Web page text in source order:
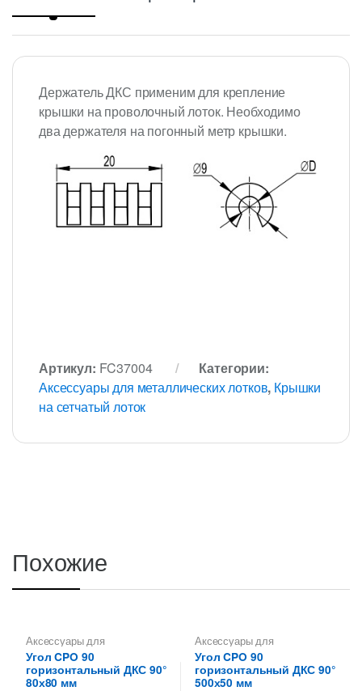
Держатель ДКС применим для крепление
крышки на проволочный лоток. Необходимо
два держателя на погонный метр крышки.
Артикул: FC37004
Категории:
Аксессуары для металлических лотков, Крышки
на сетчатый лоток
Похожие
Аксессуары для
металлических лотков
для цельных,
перфорированных лотков
Угол CPO 90
горизонтальный ДКС 90°
80х80 мм
Аксессуары для
металлических лотков
для цельных,
перфорированных лотков
Угол CPO 90
горизонтальный ДКС 90°
500х50 мм